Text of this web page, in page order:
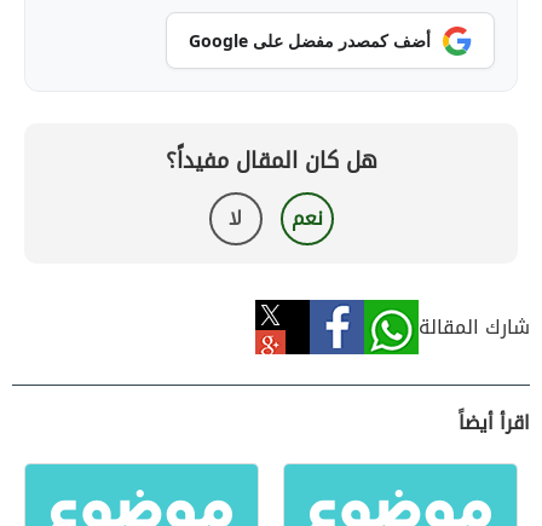
أضف كمصدر مفضل على Google
هل كان المقال مفيداً؟
نعم لا
شارك المقالة
اقرأ أيضاً